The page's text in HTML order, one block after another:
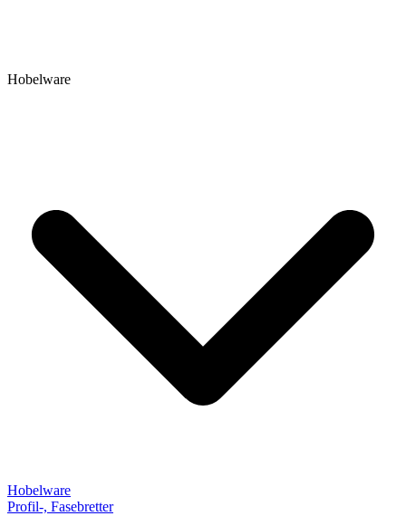
Hobelware
Hobelware
Profil-, Fasebretter